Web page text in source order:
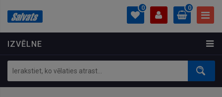
IZVĒLNE
0
PROFILS
Ielogoties
Izveidot kontu
0
0.00 €